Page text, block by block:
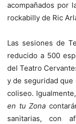
acompañados por
rockabilly de Ric
Las sesiones de
reducido a 500
del Teatro
y de seguridad que
coliseo.
en tu Zona
sanitarias, con